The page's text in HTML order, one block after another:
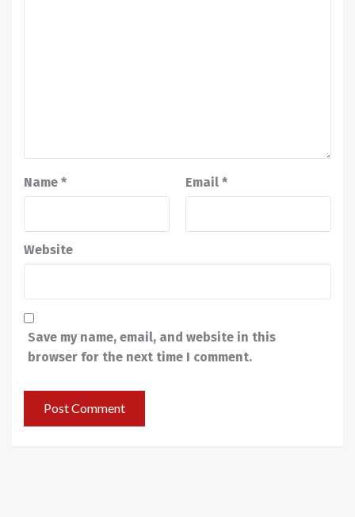
Name * Email *
Website
Save my name, email, and website in this
browser for the next time I comment.